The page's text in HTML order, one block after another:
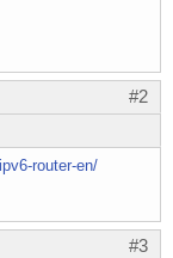
#2
router-en/
#3